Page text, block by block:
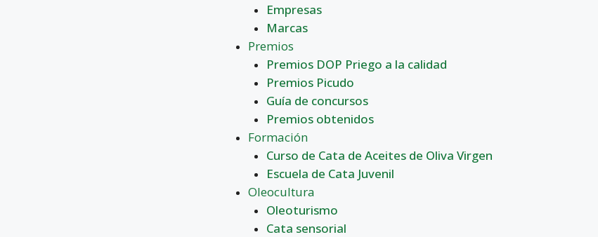
Empresas
Marcas
Premios
Premios DOP Priego a la calidad
Premios Picudo
Guía de concursos
Premios obtenidos
Formación
Curso de Cata de Aceites de Oliva Virgen
Escuela de Cata Juvenil
Oleocultura
Oleoturismo
Cata sensorial